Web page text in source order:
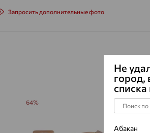
Запросить дополнительные фото
64%
Не
город,
Абакан